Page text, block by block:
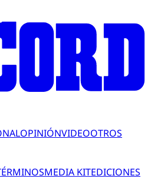
OPINIÓNVIDEOOTROS
MEDIA KITEDICIONES